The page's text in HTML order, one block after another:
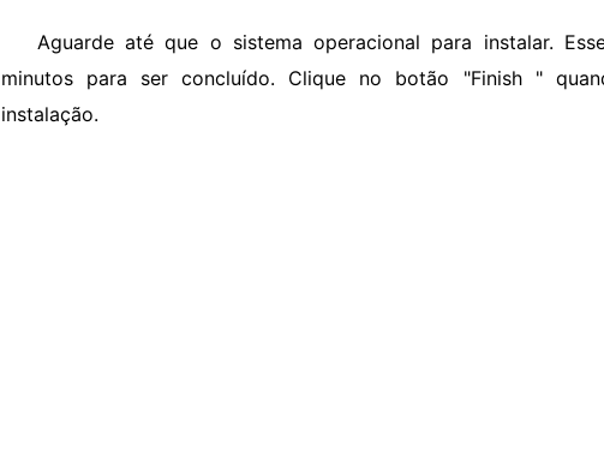
Aguarde até que o sistema operacional para instalar.
minutos para ser concluído. Clique no botão "Finish "
instalação.